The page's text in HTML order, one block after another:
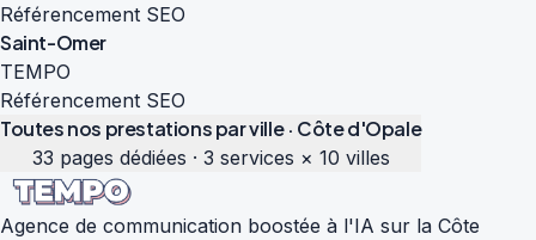
Référencement SEO
Saint-Omer
TEMPO
Référencement SEO
Toutes nos prestations par ville · Côte d'Opale
33 pages dédiées · 3 services × 10 villes
Agence de communication boostée à l'IA sur la Côte